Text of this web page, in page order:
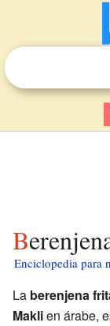
Enciclopedia para
La berenjena
Maklien árabe,